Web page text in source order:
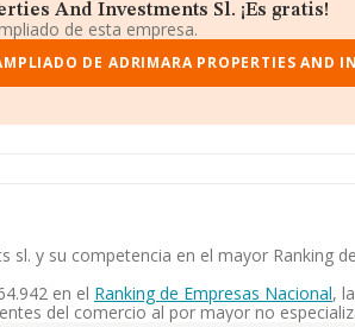
And Investments Sl. ¡Es gratis!
de esta empresa.
DE ADRIMARA PROPERTIES AND
y su competencia en el mayor Ranking
en el Ranking de Empresas Nacional,
del comercio al por mayor no